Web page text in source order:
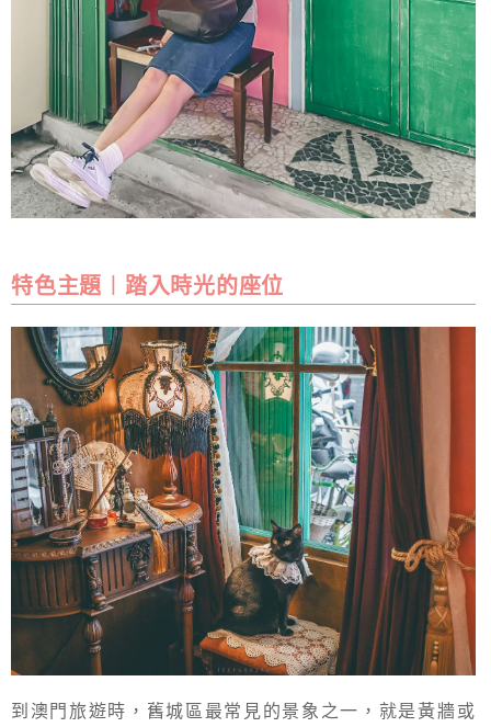
特色主題︱踏入時光的座位
到澳門旅遊時，舊城區最常見的景象之一，就是黃牆或